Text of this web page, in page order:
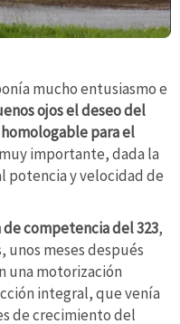
mucho entusiasmo e
ojos el deseo del
para el
importante, dada la
potencia y velocidad de
competencia del 323,
unos meses después
una motorización
integral, que venía
de crecimiento del